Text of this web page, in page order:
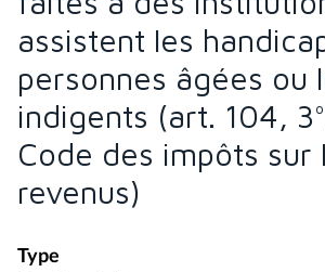
assistent les
personnes âgées ou
indigents (art. 104,
Code des impôts sur
revenus)
Type